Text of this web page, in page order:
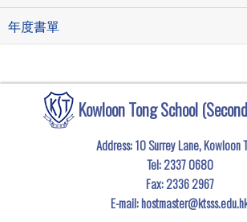
年度書單
Kowloon Tong School
Address: 10 Surrey Lane, Kowloon
Tel:2337 0680
Fax:2336 2967
E-mail: